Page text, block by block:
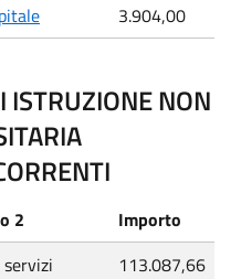
3.904,00
ISTRUZIONE NON
2
Importo
113.087,66